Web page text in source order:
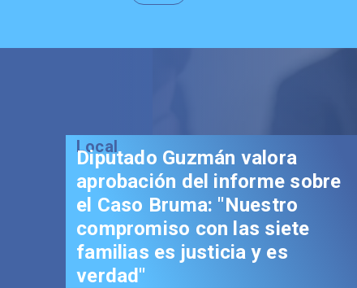
Local
Diputado Guzmán valora
aprobación del informe sobre
el Caso Bruma: "Nuestro
compromiso con las siete
familias es justicia y es
verdad"